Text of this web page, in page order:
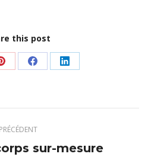
this post
Partager
Pinterest
Partager
Facebook
Partager
LinkedIn
PRÉCÉDENT
Articlesur-mesure